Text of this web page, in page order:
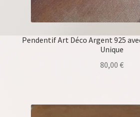
Pendentif Art Déco Argent 925
Unique
80,00 €